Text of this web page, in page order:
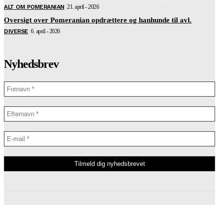
ALT OM POMERANIAN 21. april - 2026
Oversigt over Pomeranian opdrættere og hanhunde til avl.
DIVERSE 6. april - 2026
Nyhedsbrev